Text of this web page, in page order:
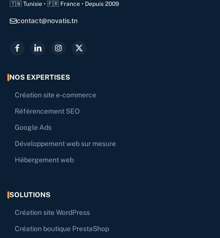
🇹🇳 Tunisie • 🇫🇷 France • Depuis 2009
contact@novatis.tn
NOS EXPERTISES
Création site e-commerce
Référencement SEO
Google Ads
Développement web sur mesure
Hébergement web
SOLUTIONS
Création site WordPress
Création boutique PrestaShop